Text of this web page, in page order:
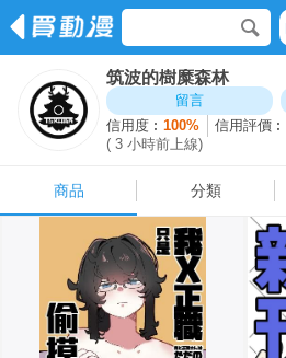
筑波的樹糜森林
留言
信用度︰100% 信用評價︰
( 3 小時前上線)
商品 分類
商品 分類